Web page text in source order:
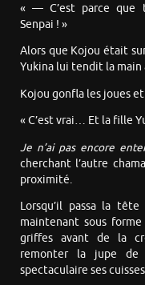
« — C’est parce que
Senpai ! »
Alors que Kojou était
Yukina lui tendit la
Kojou gonfla les joues
« C’est vrai… Et la fille
Je n’ai pas encore
cherchant l’autre
proximité.
Lorsqu’il passa la tête
maintenant sous
griffes avant de la
remonter la jupe de
spectaculaire ses